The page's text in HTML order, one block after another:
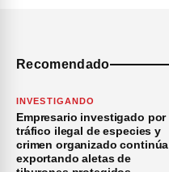
Recomendado
INVESTIGANDO
Empresario investigado por
tráfico ilegal de especies y
crimen organizado continúa
exportando aletas de